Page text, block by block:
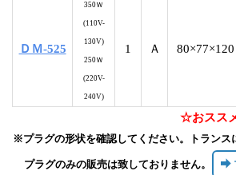
ＤＭ-525
350Ｗ
(110V-
130V)
250Ｗ
(220V-
240V)
1 Ａ 80×77×120
☆おスス
※プラグの形状を確認してください。トランス
プラグのみの販売は致しておりません。